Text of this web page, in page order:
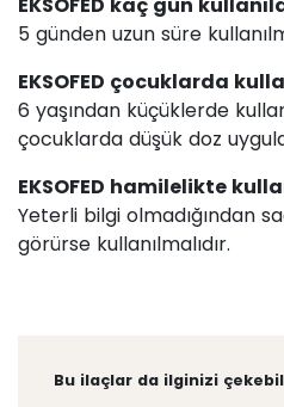
5 günden uzun süre
EKSOFED çocuklarda
6 yaşından küçüklerde
çocuklarda düşük doz
EKSOFED hamilelikte
Yeterli bilgi olmadığından
görürse kullanılmalıdır.
Bu ilaçlar da ilginizi